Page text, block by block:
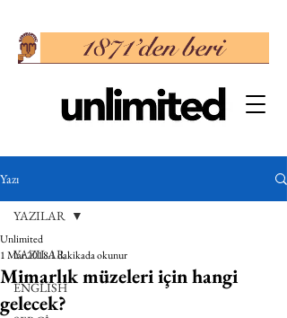
Yazı
YAZILAR
ENGLISH
YAZILAR
Mimarlık müzeleri için hangi
gelecek?
Unlimited
1 Mar 20181 dakikada okunur